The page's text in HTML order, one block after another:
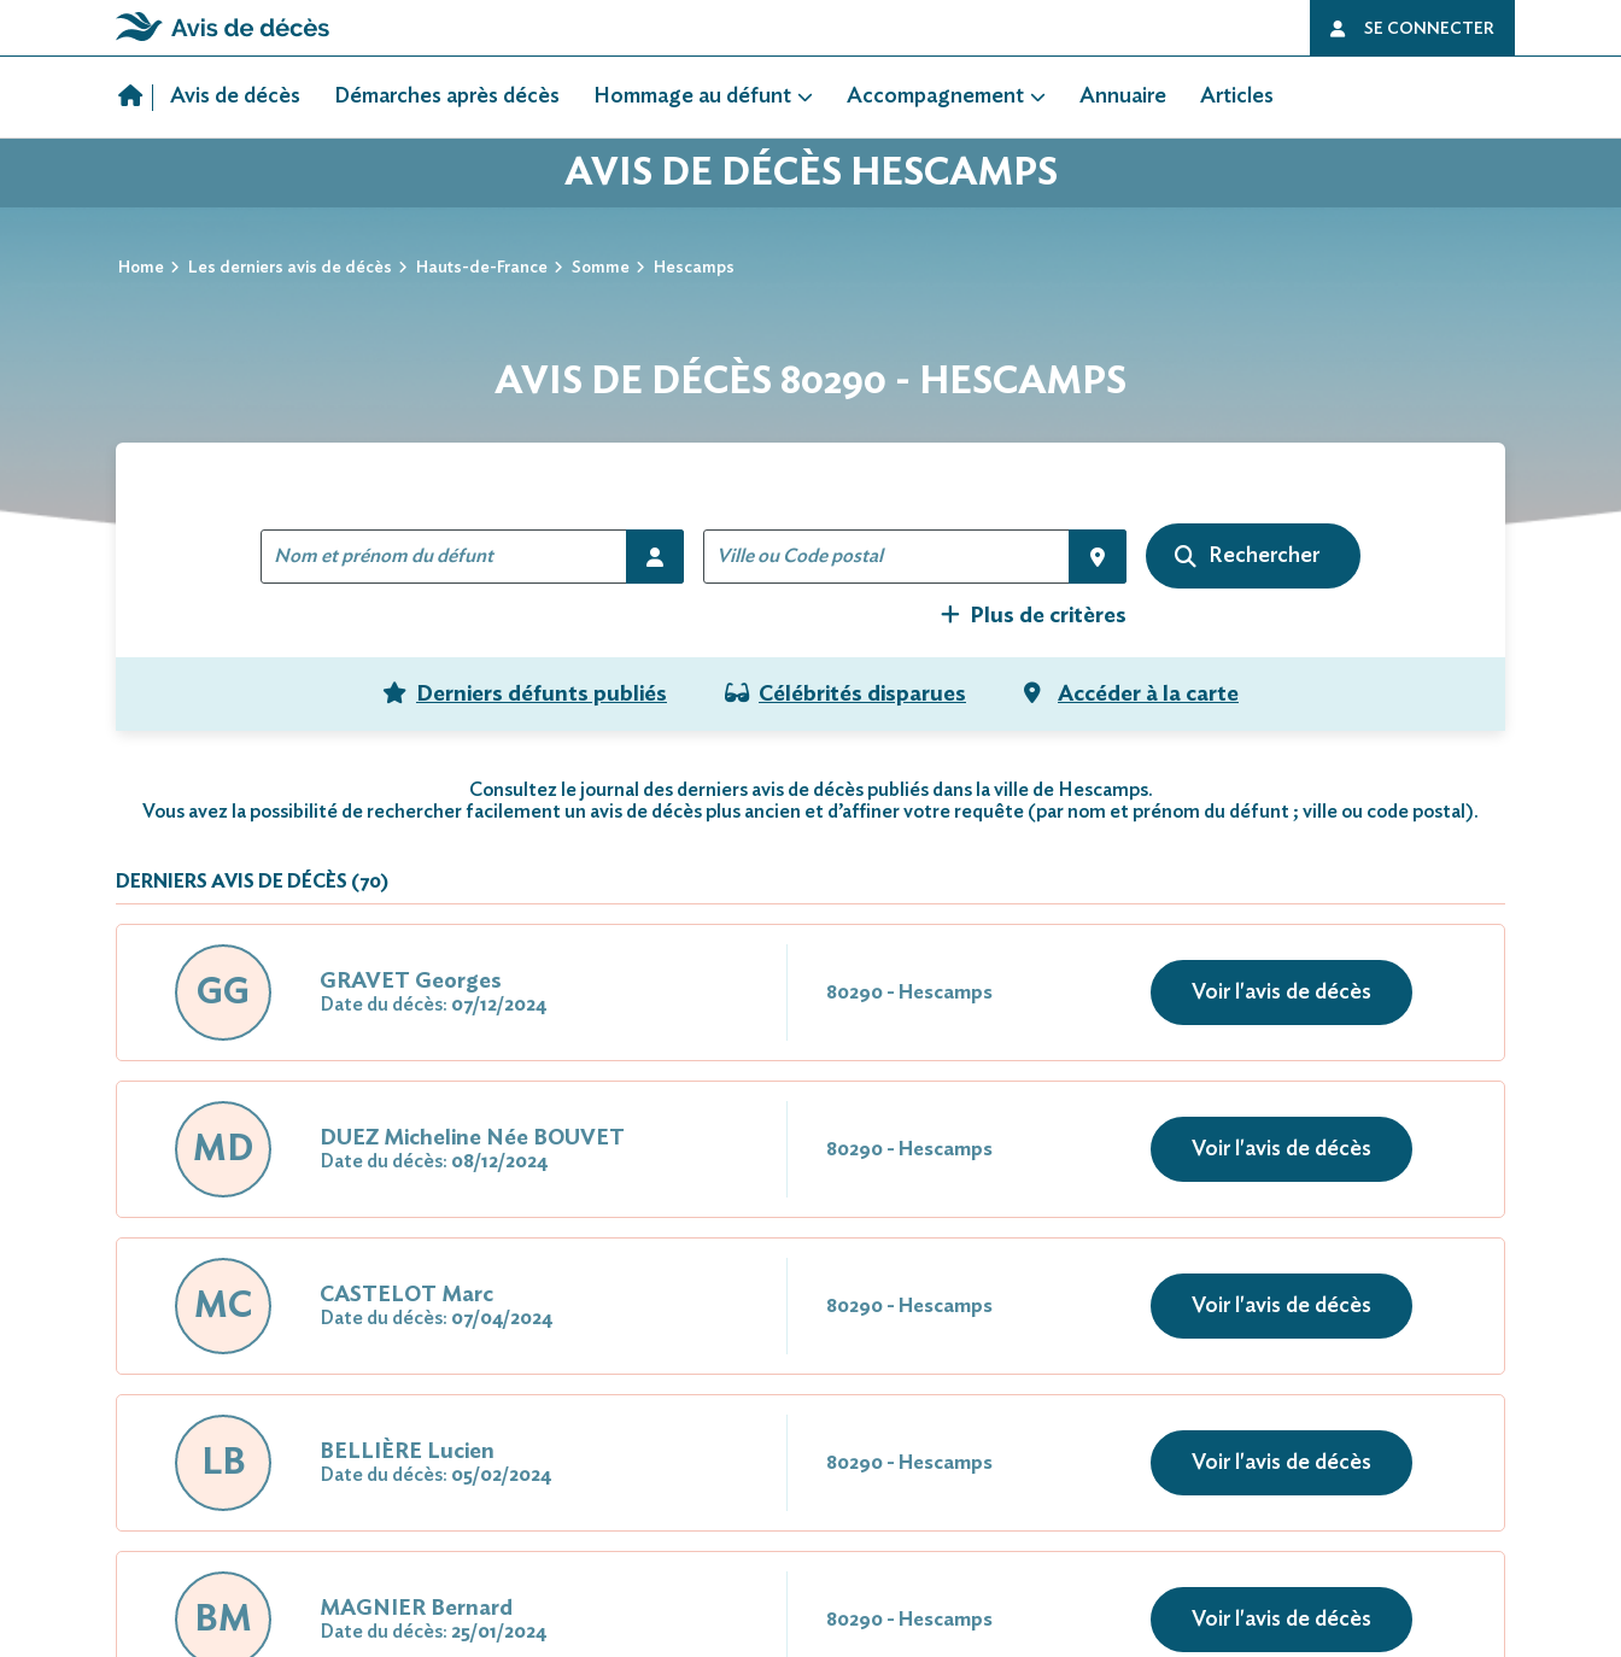
SE CONNECTER
Avis de décès Démarches après décès Hommage au défunt Accompagnement Annuaire Articles
AVIS DE DÉCÈS HESCAMPS
Home Les derniers avis de décès Hauts-de-France Somme Hescamps
AVIS DE DÉCÈS 80290 - HESCAMPS
Plus de critères
Derniers défunts publiés Célébrités disparues Accéder à la carte
Consultez le journal des derniers avis de décès publiés dans la ville de Hescamps.
Vous avez la possibilité de rechercher facilement un avis de décès plus ancien et d’affiner votre requête (par nom et prénom du défunt ; ville ou code postal).
DERNIERS AVIS DE DÉCÈS (70)
GG GRAVET Georges
Date du décès: 07/12/2024
80290 - Hescamps Voir l'avis de décès
MD DUEZ Micheline Née BOUVET
Date du décès: 08/12/2024
80290 - Hescamps Voir l'avis de décès
MC CASTELOT Marc
Date du décès: 07/04/2024
80290 - Hescamps Voir l'avis de décès
LB BELLIÈRE Lucien
Date du décès: 05/02/2024
80290 - Hescamps Voir l'avis de décès
BM MAGNIER Bernard
Date du décès: 25/01/2024
80290 - Hescamps Voir l'avis de décès